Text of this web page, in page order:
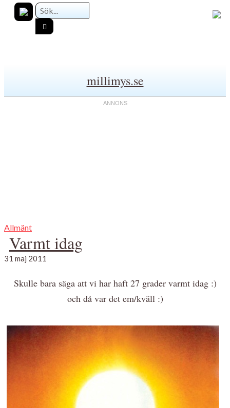
millimys.se
Allmänt
Varmt idag
31 maj 2011
Skulle bara säga att vi har haft 27 grader varmt idag :)
och då var det em/kväll :)